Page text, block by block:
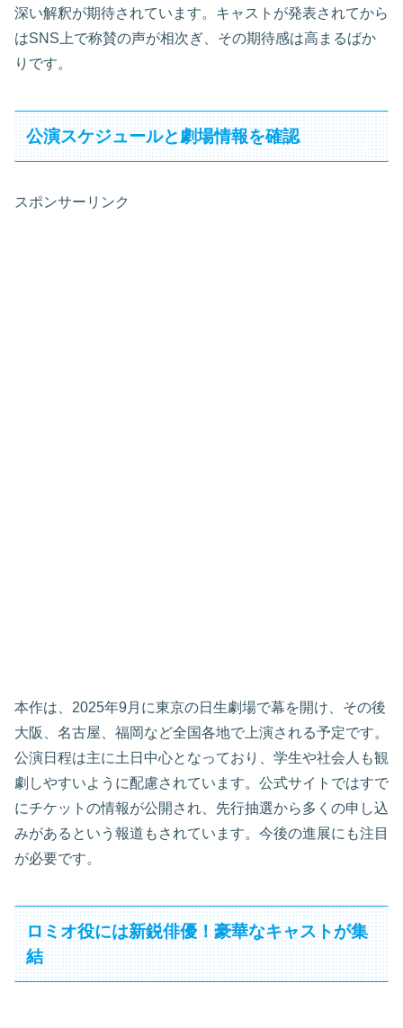
深い解釈が期待されています。キャストが発表されてから
はSNS上で称賛の声が相次ぎ、その期待感は高まるばか
りです。
公演スケジュールと劇場情報を確認
スポンサーリンク
本作は、2025年9月に東京の日生劇場で幕を開け、その後
大阪、名古屋、福岡など全国各地で上演される予定です。
公演日程は主に土日中心となっており、学生や社会人も観
劇しやすいように配慮されています。公式サイトではすで
にチケットの情報が公開され、先行抽選から多くの申し込
みがあるという報道もされています。今後の進展にも注目
が必要です。
ロミオ役には新鋭俳優！豪華なキャストが集
結